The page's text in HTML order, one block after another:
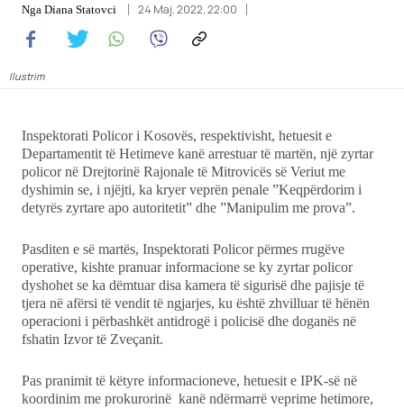
Art Jete
Kulturë
Ekonomi
Teknologji
Udhëtime
DuVideo
Nga Diana Statovci 24 Maj, 2022, 22:00
Ilustrim
Inspektorati Policor i Kosovës, respektivisht, hetuesit e
Departamentit të Hetimeve kanë arrestuar të martën, një zyrtar
policor në Drejtorinë Rajonale të Mitrovicës së Veriut me
dyshimin se, i njëjti, ka kryer veprën penale ”Keqpërdorim i
detyrës zyrtare apo autoritetit” dhe ”Manipulim me prova”.
Pasditen e së martës, Inspektorati Policor përmes rrugëve
operative, kishte pranuar informacione se ky zyrtar policor
dyshohet se ka dëmtuar disa kamera të sigurisë dhe pajisje të
tjera në afërsi të vendit të ngjarjes, ku është zhvilluar të hënën
operacioni i përbashkët antidrogë i policisë dhe doganës në
fshatin Izvor të Zveçanit.
Pas pranimit të këtyre informacioneve, hetuesit e IPK-së në
koordinim me prokurorinë kanë ndërmarrë veprime hetimore,